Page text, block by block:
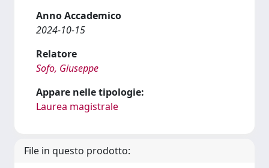
Anno Accademico
2024-10-15
Relatore
Sofo, Giuseppe
Appare nelle tipologie:
Laurea magistrale
File in questo prodotto: